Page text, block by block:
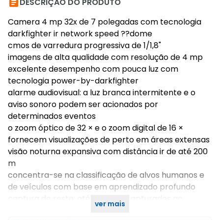
Camera 4 mp 32x de 7 polegadas com tecnologia
darkfighter ir network speed ??dome
cmos de varredura progressiva de 1/1,8"
imagens de alta qualidade com resolução de 4 mp
excelente desempenho com pouca luz com
tecnologia power-by-darkfighter
alarme audiovisual: a luz branca intermitente e o
aviso sonoro podem ser acionados por
determinados eventos
o zoom óptico de 32 × e o zoom digital de 16 ×
fornecem visualizações de perto em áreas extensas
visão noturna expansiva com distância ir de até 200
m
concentra-se na classificação de alvos humanos e
de veículos com base em aprendizado profundo
captura de rosto: até 5 rostos capturados ao
ver mais